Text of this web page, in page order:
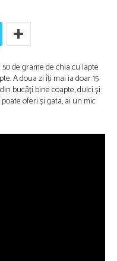
de grame de chia cu lapte
A doua zi îți mai ia doar 15
bucăți bine coapte, dulci și
oferi și gata, ai un mic